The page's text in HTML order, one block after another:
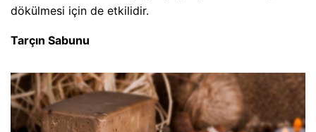
dökülmesi için de etkilidir.
Tarçın Sabunu